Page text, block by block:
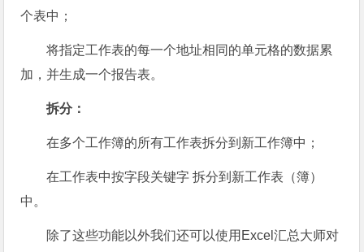
个表中；
将指定工作表的每一个地址相同的单元格的数据累
加，并生成一个报告表。
拆分：
在多个工作簿的所有工作表拆分到新工作簿中；
在工作表中按字段关键字 拆分到新工作表（簿）
中。
除了这些功能以外我们还可以使用Excel汇总大师对